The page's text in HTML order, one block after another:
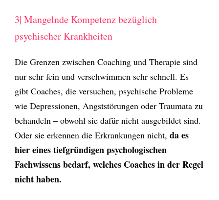
3| Mangelnde Kompetenz bezüglich
psychischer Krankheiten
Die Grenzen zwischen Coaching und Therapie sind
nur sehr fein und verschwimmen sehr schnell. Es
gibt Coaches, die versuchen, psychische Probleme
wie Depressionen, Angststörungen oder Traumata zu
behandeln – obwohl sie dafür nicht ausgebildet sind.
Oder sie erkennen die Erkrankungen nicht, da es
hier eines tiefgründigen psychologischen
Fachwissens bedarf, welches Coaches in der Regel
nicht haben.